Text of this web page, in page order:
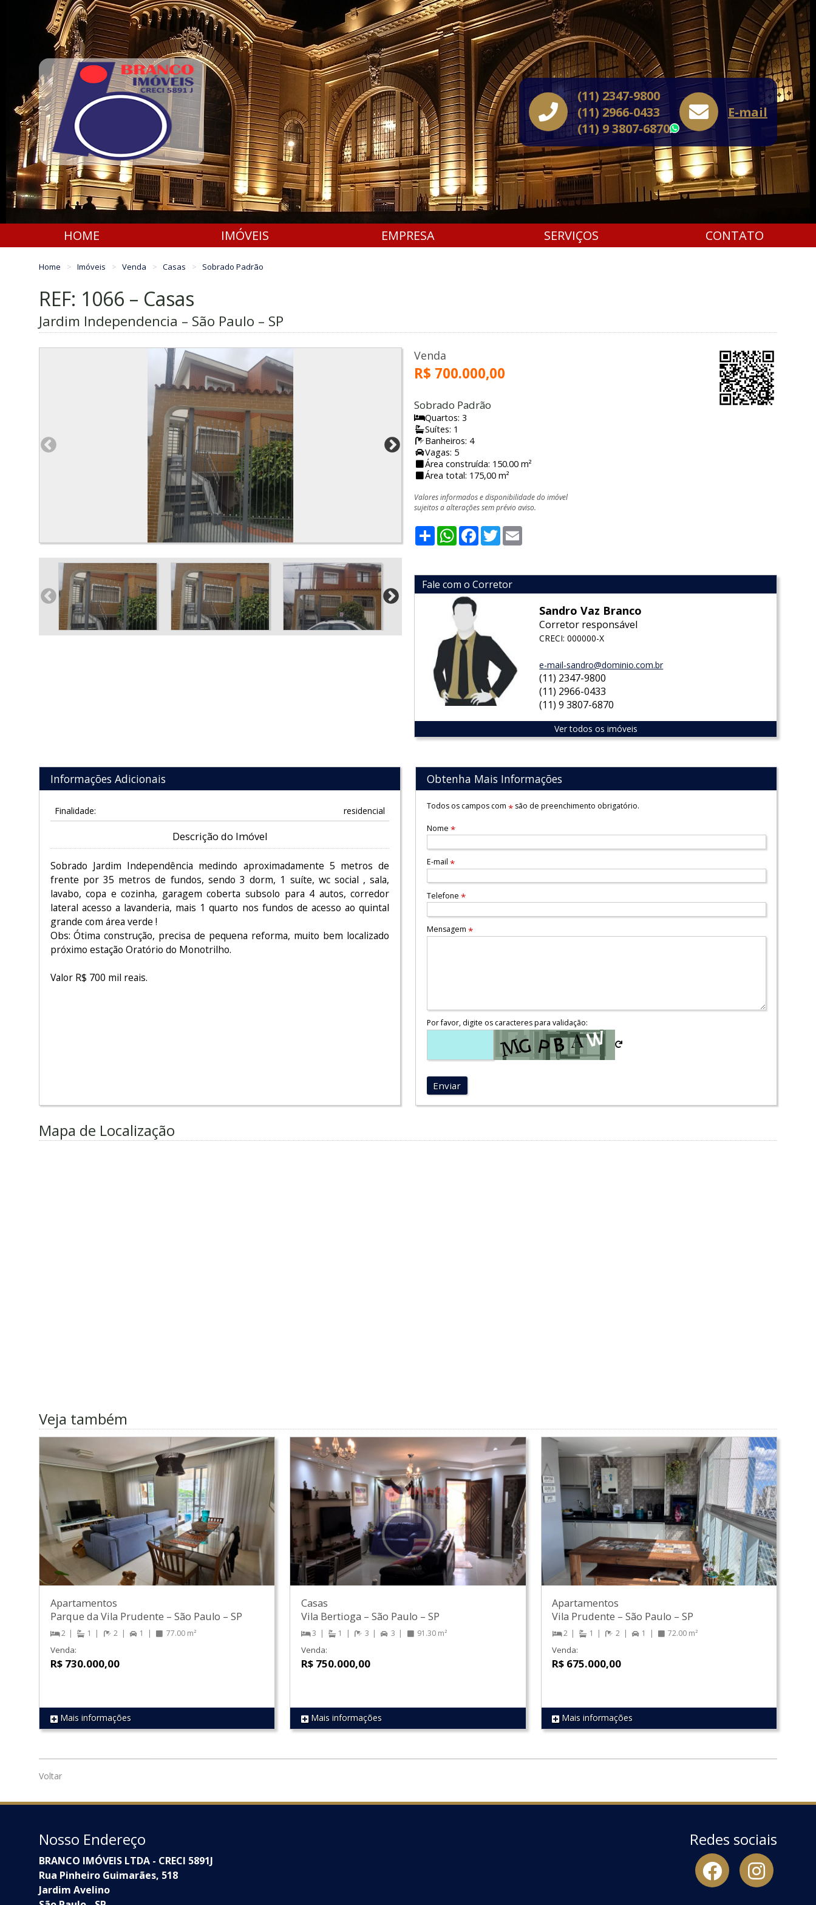
(11) 2347-9800
(11) 2966-0433
(11) 9 3807-6870
WhatsApp
E-mail
HOME IMÓVEIS EMPRESA SERVIÇOS CONTATO
Home Imóveis Venda Casas Sobrado Padrão
REF: 1066 – Casas
Jardim Independencia – São Paulo – SP
Venda
R$ 700.000,00
Sobrado Padrão
Quartos: 3
Suítes: 1
Banheiros: 4
Vagas: 5
Área construída: 150.00 m²
Área total: 175,00 m²
Valores informados e disponibilidade do imóvel
sujeitos a alterações sem prévio aviso.
ShareWhatsApp
Facebook
Twitter
Fale com o Corretor
Sandro Vaz Branco
Corretor responsável
CRECI: 000000-X
e-mail-sandro@dominio.com.br
(11) 2347-9800
(11) 2966-0433
(11) 9 3807-6870
Ver todos os imóveis
Informações Adicionais
Finalidade: residencial
Descrição do Imóvel
Sobrado Jardim Independência medindo aproximadamente 5 metros de
frente por 35 metros de fundos, sendo 3 dorm, 1 suíte, wc social , sala,
lavabo, copa e cozinha, garagem coberta subsolo para 4 autos, corredor
lateral acesso a lavanderia, mais 1 quarto nos fundos de acesso ao quintal
grande com área verde !
Obs: Ótima construção, precisa de pequena reforma, muito bem localizado
próximo estação Oratório do Monotrilho.
Valor R$ 700 mil reais.
Obtenha Mais Informações
Todos os campos com *são de preenchimento obrigatório.
Nome *
E-mail *
Telefone *
Mensagem *
Por favor, digite os caracteres para validação:
Enviar
Mapa de Localização
Veja também
REF 1873
Apartamentos
Parque da Vila Prudente – São Paulo – SP
2 1 2 1 77.00 m²
Venda:
R$ 730.000,00
Mais informações REF 1245
Casas
Vila Bertioga – São Paulo – SP
3 1 3 3 91.30 m²
Venda:
R$ 750.000,00
Mais informações REF 1708
Apartamentos
Vila Prudente –São Paulo –SP
2 1 2 1 72.00 m²
Venda:
R$ 675.000,00
Mais informações
Voltar
Nosso Endereço
BRANCO IMÓVEIS LTDA - CRECI 5891J
Rua Pinheiro Guimarães, 518
Jardim Avelino
Redes sociais